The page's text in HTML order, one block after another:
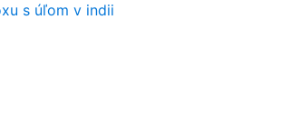
s úľom v indii